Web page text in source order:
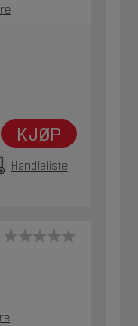
KJØP
Handleliste